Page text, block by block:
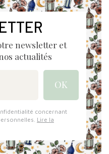
newsletter et
actualités
concernant
Lire la